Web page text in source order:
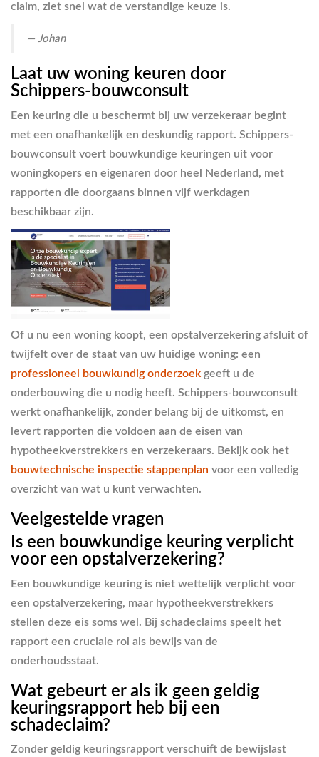
claim, ziet snel wat de verstandige keuze is.
— Johan
Laat uw woning keuren door
Schippers-bouwconsult
Een keuring die u beschermt bij uw verzekeraar begint
met een onafhankelijk en deskundig rapport. Schippers-
bouwconsult voert bouwkundige keuringen uit voor
woningkopers en eigenaren door heel Nederland, met
rapporten die doorgaans binnen vijf werkdagen
beschikbaar zijn.
Of u nu een woning koopt, een opstalverzekering afsluit of
twijfelt over de staat van uw huidige woning: een
professioneel bouwkundig onderzoek geeft u de
onderbouwing die u nodig heeft. Schippers-bouwconsult
werkt onafhankelijk, zonder belang bij de uitkomst, en
levert rapporten die voldoen aan de eisen van
hypotheekverstrekkers en verzekeraars. Bekijk ook het
bouwtechnische inspectie stappenplan voor een volledig
overzicht van wat u kunt verwachten.
Veelgestelde vragen
Is een bouwkundige keuring verplicht
voor een opstalverzekering?
Een bouwkundige keuring is niet wettelijk verplicht voor
een opstalverzekering, maar hypotheekverstrekkers
stellen deze eis soms wel. Bij schadeclaims speelt het
rapport een cruciale rol als bewijs van de
onderhoudsstaat.
Wat gebeurt er als ik geen geldig
keuringsrapport heb bij een
schadeclaim?
Zonder geldig keuringsrapport verschuift de bewijslast